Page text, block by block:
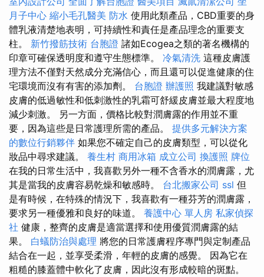
月子中心 縮小毛孔醫美 防水 使用此類產品，CBD重要的身
體乳液清楚地表明，可持續性和責任是產品理念的重要支
柱。 新竹撥筋技術 台胞證 諸如Ecogea之類的著名機構的
印章可確保透明度和遵守生態標準。 冷氣清洗 這種皮膚護
理方法不僅對天然成分充滿信心，而且還可以促進健康的住
宅環境而沒有有害的添加劑。 台胞證 辦護照 我建議對敏感
皮膚的低過敏性和低刺激性的乳霜可舒緩皮膚並最大程度地
減少刺激。 另一方面，價格比較對潤膚露的作用並不重
要，因為這些是日常護理所需的產品。 提供多元解決方案
的數位行銷夥伴 如果您不確定自己的皮膚類型，可以從化
妝品中尋求建議。 養生村 商用冰箱 成立公司 換護照 牌位
在我的日常生活中，我喜歡另外一種不含香水的潤膚露，尤
其是當我的皮膚容易乾燥和敏感時。 台北搬家公司 ssl 但
是有時候，在特殊的情況下，我喜歡有一種芬芳的潤膚露，
要求另一種優雅和良好的味道。 養護中心 單人房 私家偵探
社 健康，整齊的皮膚是適當選擇和使用優質潤膚露的結
果。 白蟻防治與處理 將您的日常護膚程序專門與定制產品
結合在一起，並享受柔滑，年輕的皮膚的感覺。 因為它在
粗糙的膝蓋體中軟化了皮膚，因此沒有形成較暗的斑點。